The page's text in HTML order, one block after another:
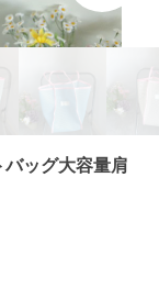
ッグ大容量肩